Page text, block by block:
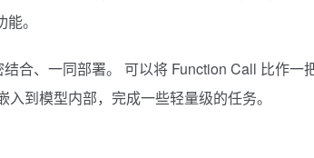
。
合、一同部署。 可以将 Function Call 比作一
到模型内部，完成一些轻量级的任务。